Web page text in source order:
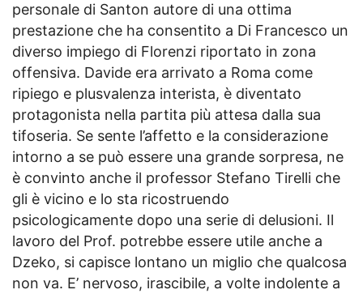
personale di Santon autore di una ottima
prestazione che ha consentito a Di Francesco un
diverso impiego di Florenzi riportato in zona
offensiva. Davide era arrivato a Roma come
ripiego e plusvalenza interista, è diventato
protagonista nella partita più attesa dalla sua
tifoseria. Se sente l’affetto e la considerazione
intorno a se può essere una grande sorpresa, ne
è convinto anche il professor Stefano Tirelli che
gli è vicino e lo sta ricostruendo
psicologicamente dopo una serie di delusioni. Il
lavoro del Prof. potrebbe essere utile anche a
Dzeko, si capisce lontano un miglio che qualcosa
non va. E’ nervoso, irascibile, a volte indolente a